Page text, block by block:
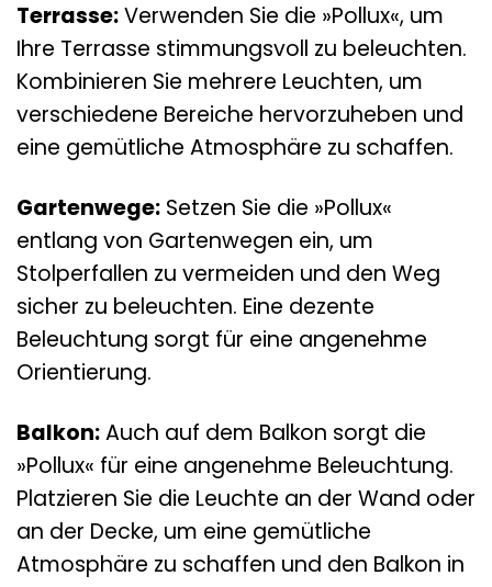
Terrasse:Verwenden Sie die »Pollux«, um
Ihre Terrasse stimmungsvoll zu beleuchten.
Kombinieren Sie mehrere Leuchten, um
verschiedene Bereiche hervorzuheben und
eine gemütliche Atmosphäre zu schaffen.
Gartenwege: Setzen Sie die »Pollux«
entlang von Gartenwegen ein, um
Stolperfallen zu vermeiden und den Weg
sicher zu beleuchten. Eine dezente
Beleuchtung sorgt für eine angenehme
Orientierung.
Balkon:Auch auf dem Balkon sorgt die
»Pollux« für eine angenehme Beleuchtung.
Platzieren Sie die Leuchte an der Wand oder
an der Decke, um eine gemütliche
Atmosphäre zu schaffen und den Balkon in